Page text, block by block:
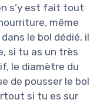
s’y est fait tout
même
le bol dédié, il
si tu as un très
le diamètre du
de pousser le bol
si tu es sur